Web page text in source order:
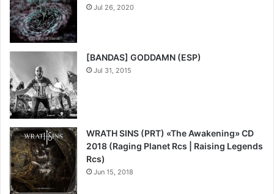
Jul 26, 2020
[BANDAS] GODDAMN (ESP)
Jul 31, 2015
7.7
WRATH SINS (PRT) «The Awakening» CD
2018 (Raging Planet Rcs | Raising Legends
Rcs)
Jun 15, 2018